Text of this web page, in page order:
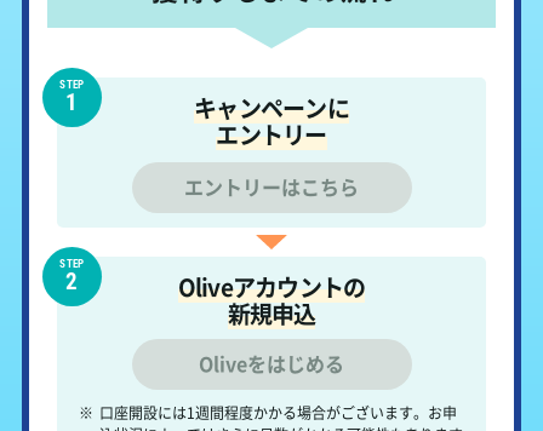
STEP
キャンペーンに
エントリー
エントリーはこちら
STEP
Oliveアカウントの
新規申込
Oliveをはじめる
※ 口座開設には1週間程度かかる場合がございます。お申